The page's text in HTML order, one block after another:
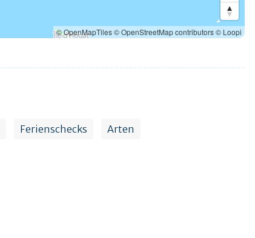
© OpenMapTiles© OpenStreetMap contributors© Loopi
Ferienschecks Arten